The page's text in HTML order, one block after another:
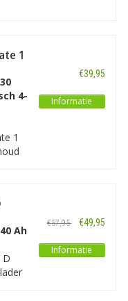
6V
1
4-
1
€39,95
Informatie
Ah
D
€57,95 €49,95
Informatie